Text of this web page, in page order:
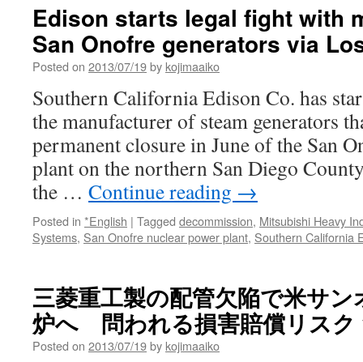
Edison starts legal fight with
San Onofre generators via
Posted on 2013/07/19by kojimaaiko
Southern California Edison Co. has
the manufacturer of steam generators
permanent closure in June of the San
plant on the northern San Diego
the … Continue reading →
Posted in *English | Tagged decommission, Mitsubishi Heavy
Systems, San Onofre nuclear power plant, Southern California
三菱重工製の配管欠陥で米サ
炉へ 問われる損害賠償リス
Posted on 2013/07/19by kojimaaiko